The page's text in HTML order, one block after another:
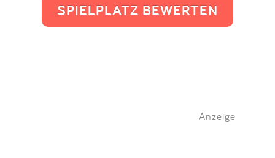
SPIELPLATZ BEWERTEN
Anzeige